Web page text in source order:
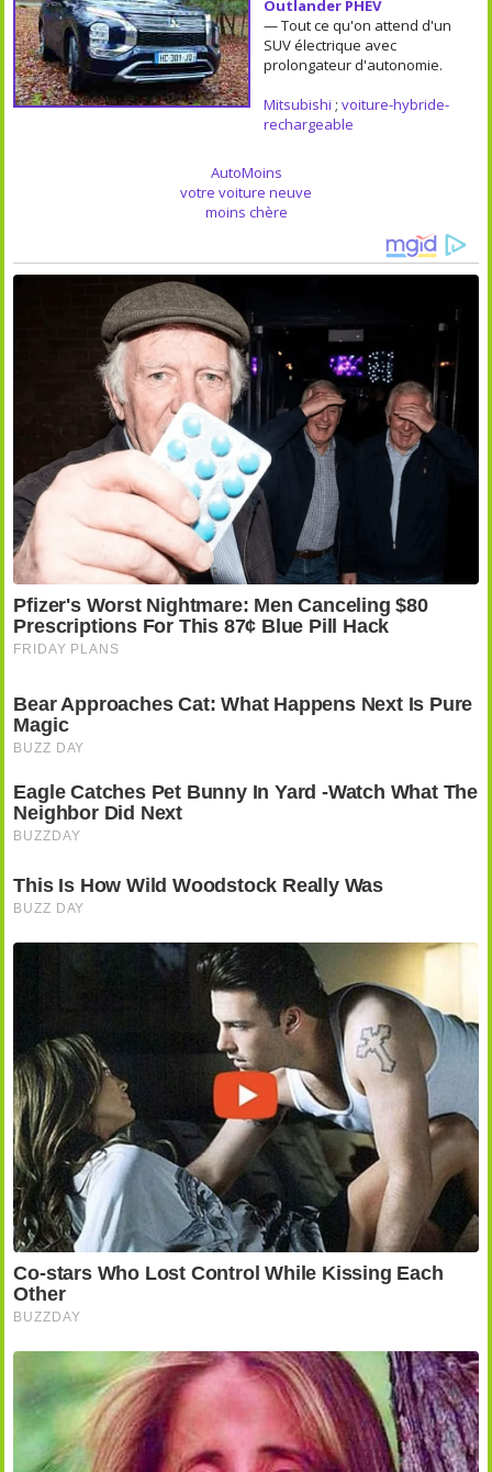
Outlander PHEV
— Tout ce qu'on attend d'un
SUV électrique avec
prolongateur d'autonomie.
Mitsubishi ; voiture-hybride-
rechargeable
AutoMoins
votre voiture neuve
moins chère